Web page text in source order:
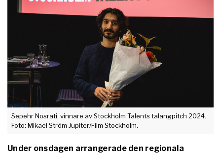
Sepehr Nosrati, vinnare av Stockholm Talents talangpitch 2024.
Foto: Mikael Ström Jupiter/Film Stockholm.
Under onsdagen arrangerade den regionala